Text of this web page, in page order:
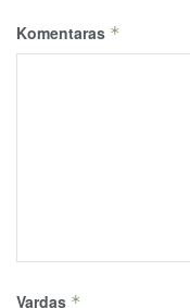
Komentaras *
Vardas *